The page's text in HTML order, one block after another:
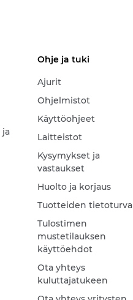
Ohje ja tuki
Ajurit
Ohjelmistot
Käyttöohjeet
Laitteistot
Kysymykset ja
vastaukset
Huolto ja korjaus
Tuotteiden tietoturva
Tulostimen
mustetilauksen
käyttöehdot
Ota yhteys
kuluttajatukeen